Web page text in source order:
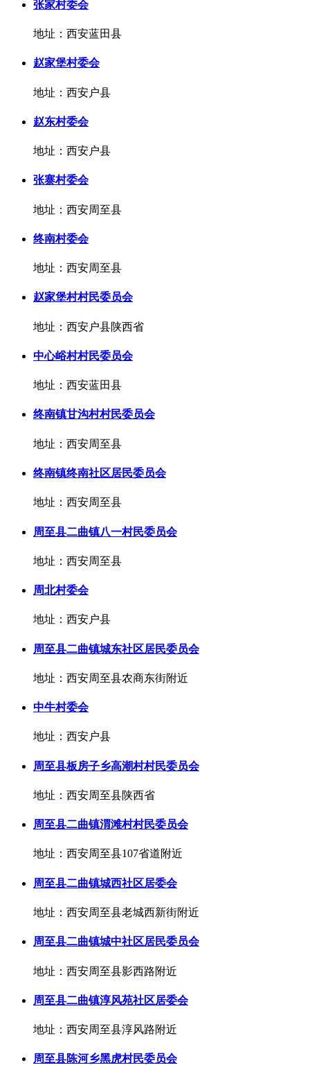
张家村委会
地址：西安蓝田县
赵家堡村委会
地址：西安户县
赵东村委会
地址：西安户县
张寨村委会
地址：西安周至县
终南村委会
地址：西安周至县
赵家堡村村民委员会
地址：西安户县陕西省
中心峪村村民委员会
地址：西安蓝田县
终南镇甘沟村村民委员会
地址：西安周至县
终南镇终南社区居民委员会
地址：西安周至县
周至县二曲镇八一村民委员会
地址：西安周至县
周北村委会
地址：西安户县
周至县二曲镇城东社区居民委员会
地址：西安周至县农商东街附近
中牛村委会
地址：西安户县
周至县板房子乡高潮村村民委员会
地址：西安周至县陕西省
周至县二曲镇渭滩村村民委员会
地址：西安周至县107省道附近
周至县二曲镇城西社区居委会
地址：西安周至县老城西新街附近
周至县二曲镇城中社区居民委员会
地址：西安周至县影西路附近
周至县二曲镇淳风苑社区居委会
地址：西安周至县淳风路附近
周至县陈河乡黑虎村民委员会